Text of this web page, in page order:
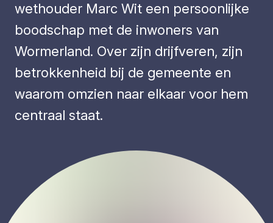
wethouder Marc Wit een persoonlijke
boodschap met de inwoners van
Wormerland. Over zijn drijfveren, zijn
betrokkenheid bij de gemeente en
waarom omzien naar elkaar voor hem
centraal staat.